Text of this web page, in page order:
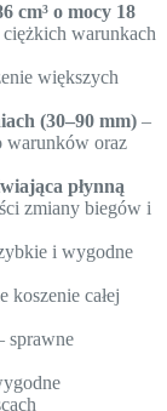
cm³ o mocy 18
warunkach
większych
(30–90 mm) –
warunków oraz
płynną
zmiany biegów i
i wygodne
koszenie całej
sprawne